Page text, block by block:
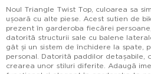
Noul Triangle Twist Top, culoarea sa
ușoară cu alte piese. Acest sutien de
prezent în garderoba fiecărei
datorită structurii sale cu balene
gât și un sistem de închidere la spate,
personal. Datorită paddilor detașabile,
crearea unor stiluri diferite. Adaugă